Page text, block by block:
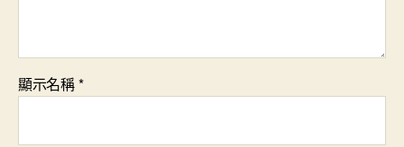
顯示名稱*